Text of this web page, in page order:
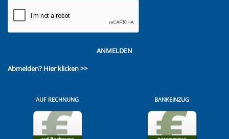
ANMELDEN
Abmelden? Hier klicken >>
AUF RECHNUNG BANKEINZUG